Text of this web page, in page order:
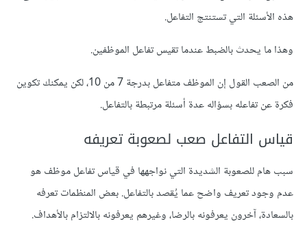
هذه الأسئلة التي تستنتج التفاعل.
وهذا ما يحدث بالضبط عندما تقيس تفاعل الموظفين.
من الصعب القول إن الموظف متفاعل بدرجة 7 من 10، لكن يمكنك تكوين
فكرة عن تفاعله بسؤاله عدة أسئلة مرتبطة بالتفاعل.
قياس التفاعل صعب لصعوبة تعريفه
سبب هام للصعوبة الشديدة التي نواجهها في قياس تفاعل موظف هو
عدم وجود تعريف واضح عما يُقصد بالتفاعل. بعض المنظمات تعرفه
بالسعادة، آخرون يعرفونه بالرضا، وغيرهم يعرفونه بالالتزام بالأهداف.